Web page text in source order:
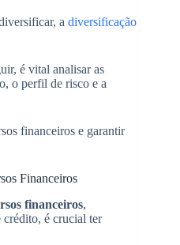
a diversificação
é vital analisar as
o perfil de risco e a
financeiros e garantir
Financeiros
financeiros,
crédito, é crucial ter